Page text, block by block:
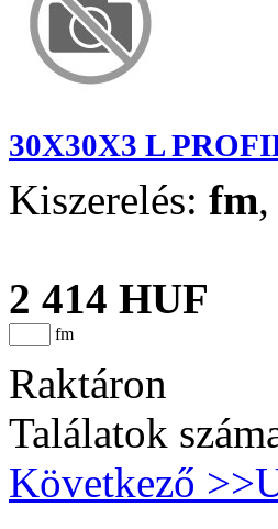
30X30X3 L
Kiszerelés: fm,
2 414 HUF
fm
Raktáron
Találatok
Következő >>